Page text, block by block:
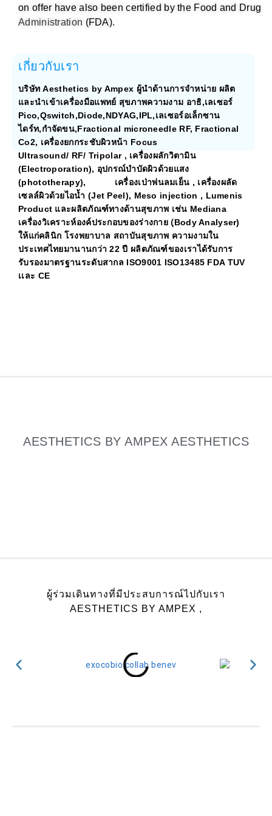
on offer have also been certified by the Food and Drug
Administration (FDA).
เกี่ยวกับเรา
บริษัท Aesthetics by Ampex ผู้นำด้านการจำหน่าย ผลิต
และนำเข้าเครื่องมือแพทย์ สุขภาพความงาม อาธิ,เลเซอร์
Pico,Qswitch,Diode,NDYAG,IPL,เลเซอร์อเล็กซาน
ไดร์ท,กำจัดขน,Fractional microneedle RF, Fractional
Co2, เครื่องยกกระชับผิวหน้า Focus
Ultrasound/ RF/ Tripolar , เครื่องผลักวิตามิน
(Electroporation), อุปกรณ์บำบัดผิวด้วยแสง
(phototherapy), เครื่องเป่าพ่นลมเย็น , เครื่องผลัด
เซลล์ผิวด้วยไอน้ำ (Jet Peel), Meso injection , Lumenis
Product และผลิตภัณฑ์ทางด้านสุขภาพ เช่น Mediana
เครื่องวิเคราะห์องค์ประกอบของร่างกาย (ฺBody Analyser)
ให้แก่คลินิก โรงพยาบาล สถาบันสุขภาพ ความงามใน
ประเทศไทยมานานกว่า 22 ปี ผลิตภัณฑ์ของเราได้รับการ
รับรองมาตรฐานระดับสากล ISO9001 ISO13485 FDA TUV
เเละ CE
ABOUT US
Aesthetics by Ampex is a leading manufacturer
and importer of medical aesthetic devices,
including Pico Laser, Q-switch laser, Long
Pulse Alexandrite laser, Diode laser hair
ultrasound/RF/Tripolar facial lifting,
Electroporation, Phototherapy, Cold air blower,
AESTHETICS BY AMPEX AESTHETICS
ผู้ร่วมเดินทางที่มีประสบการณ์ไปกับเรา
AESTHETICS BY AMPEX ,